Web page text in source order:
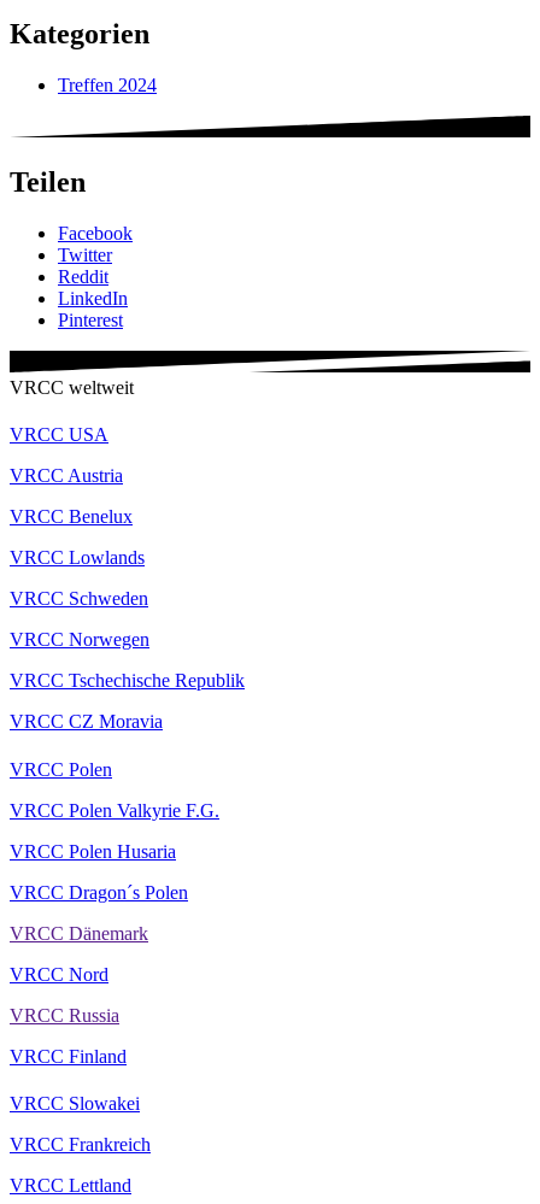
Kategorien
Treffen 2024
Teilen
Facebook
Twitter
Reddit
LinkedIn
Pinterest
VRCC weltweit
VRCC USA
VRCC Austria
VRCC Benelux
VRCC Lowlands
VRCC Schweden
VRCC Norwegen
VRCC Tschechische Republik
VRCC CZ Moravia
VRCC Polen
VRCC Polen Valkyrie F.G.
VRCC Polen Husaria
VRCC Dragon´s Polen
VRCC Dänemark
VRCC Nord
VRCC Russia
VRCC Finland
VRCC Slowakei
VRCC Frankreich
VRCC Lettland